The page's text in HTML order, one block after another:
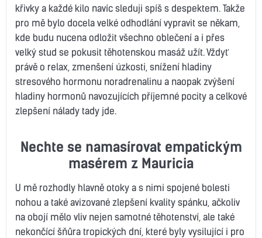
křivky a každé kilo navíc sleduji spíš s despektem. Takže
pro mě bylo docela velké odhodlání vypravit se někam,
kde budu nucena odložit všechno oblečení a i přes
velký stud se pokusit těhotenskou masáž užít. Vždyť
právě o relax, zmenšení úzkosti, snížení hladiny
stresového hormonu noradrenalinu a naopak zvýšení
hladiny hormonů navozujících příjemné pocity a celkové
zlepšení nálady tady jde.
Nechte se namasírovat empatickým
masérem z Mauricia
U mě rozhodly hlavně otoky a s nimi spojené bolesti
nohou a také avizované zlepšení kvality spánku, ačkoliv
na obojí mělo vliv nejen samotné těhotenství, ale také
nekončící šňůra tropických dní, které byly vysilující i pro